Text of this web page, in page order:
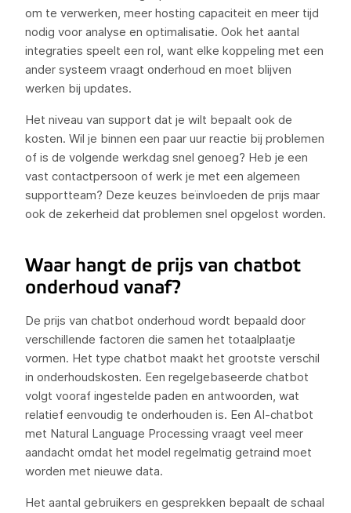
om te verwerken, meer hosting capaciteit en meer tijd
nodig voor analyse en optimalisatie. Ook het aantal
integraties speelt een rol, want elke koppeling met een
ander systeem vraagt onderhoud en moet blijven
werken bij updates.
Het niveau van support dat je wilt bepaalt ook de
kosten. Wil je binnen een paar uur reactie bij problemen
of is de volgende werkdag snel genoeg? Heb je een
vast contactpersoon of werk je met een algemeen
supportteam? Deze keuzes beïnvloeden de prijs maar
ook de zekerheid dat problemen snel opgelost worden.
Waar hangt de prijs van chatbot
onderhoud vanaf?
De prijs van chatbot onderhoud wordt bepaald door
verschillende factoren die samen het totaalplaatje
vormen. Het type chatbot maakt het grootste verschil
in onderhoudskosten. Een regelgebaseerde chatbot
volgt vooraf ingestelde paden en antwoorden, wat
relatief eenvoudig te onderhouden is. Een AI-chatbot
met Natural Language Processing vraagt veel meer
aandacht omdat het model regelmatig getraind moet
worden met nieuwe data.
Het aantal gebruikers en gesprekken bepaalt de schaal